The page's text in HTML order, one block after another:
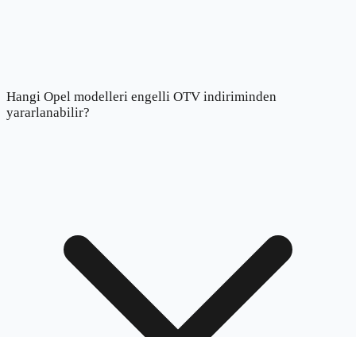
Hangi Opel modelleri engelli OTV indiriminden
yararlanabilir?